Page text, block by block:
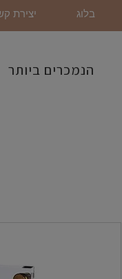
בלוג יצירת
הנמכרים ביותר